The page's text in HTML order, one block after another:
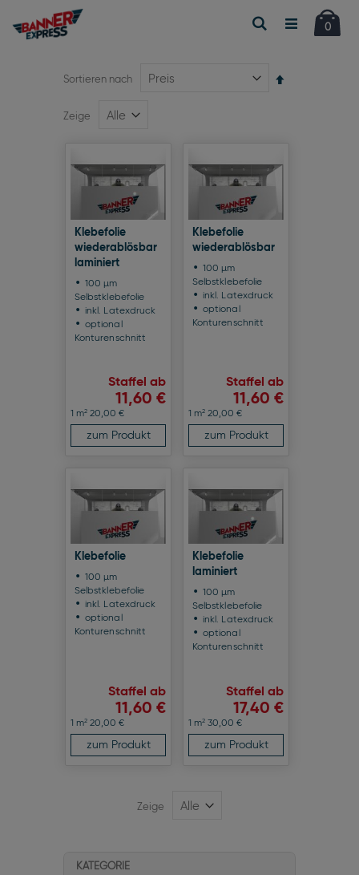
0Artikel
Suche
Sortieren nach
Absteigend
Zeige
Klebefolie
wiederablösbar
laminiert
100 µm
Selbstklebefolie
inkl. Latexdruck
optional
Konturenschnitt
Staffel ab
11,60 €
1 m2 20,00 €
zum Produkt
Klebefolie
wiederablösbar
100 µm
Selbstklebefolie
inkl. Latexdruck
optional
Konturenschnitt
Staffel ab
11,60 €
1 m2 20,00 €
zum Produkt
Klebefolie
100 µm
Selbstklebefolie
inkl. Latexdruck
optional
Konturenschnitt
Staffel ab
11,60 €
1 m2 20,00 €
zum Produkt
Klebefolie
laminiert
100 µm
Selbstklebefolie
inkl. Latexdruck
optional
Konturenschnitt
Staffel ab
17,40 €
1 m2 30,00 €
zum Produkt
Zeige
KATEGORIE